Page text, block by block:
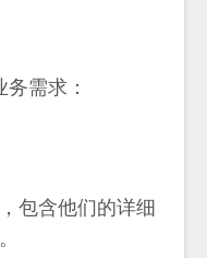
需求：
包含他们的详细